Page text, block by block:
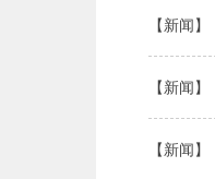
【新闻】
【新闻】
【新闻】